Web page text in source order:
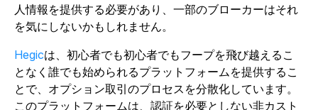
人情報を提供する必要があり、一部のブローカーはそれ
を気にしないかもしれません。
Hegicは、初心者でも初心者でもフープを飛び越えるこ
となく誰でも始められるプラットフォームを提供するこ
とで、オプション取引のプロセスを分散化しています。
このプラットフォームは、認証を必要としない非カスト